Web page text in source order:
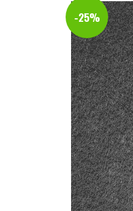
-25%